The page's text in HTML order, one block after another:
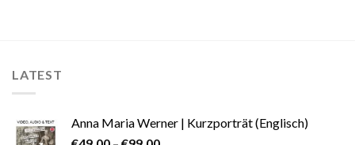
LATEST
Anna Maria Werner | Kurzporträt (Englisch)